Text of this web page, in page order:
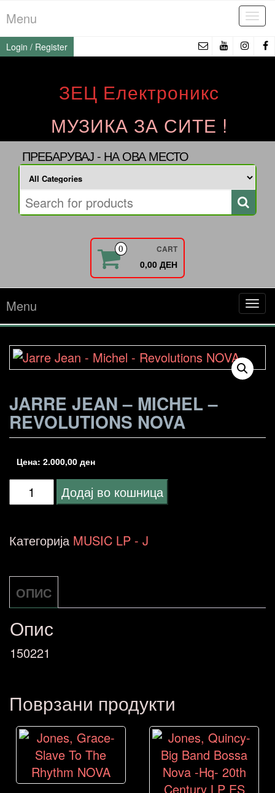
to
the
content
Menu
Login / Register
ЗЕЦ Електроникс
МУЗИКА ЗА СИТЕ !
ПРЕБАРУВАЈ - НА ОВА МЕСТО
0 CART
0,00 ДЕН
Menu
JARRE JEAN – MICHEL –
REVOLUTIONS NOVA
Цена: 2.000,00 ден
Jarre
-
-
Revolutions
NOVA
Додај во кошница
Категорија MUSIC LP - J
ОПИС
Опис
150221
Поврзани продукти